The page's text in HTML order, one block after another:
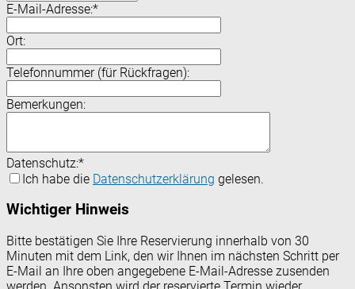
E-Mail-Adresse:*
Ort:
Telefonnummer (für Rückfragen):
Bemerkungen:
Datenschutz:*
Ich habe die Datenschutzerklärung gelesen.
Wichtiger Hinweis
Bitte bestätigen Sie Ihre Reservierung innerhalb von 30
Minuten mit dem Link, den wir Ihnen im nächsten Schritt per
E-Mail an Ihre oben angegebene E-Mail-Adresse zusenden